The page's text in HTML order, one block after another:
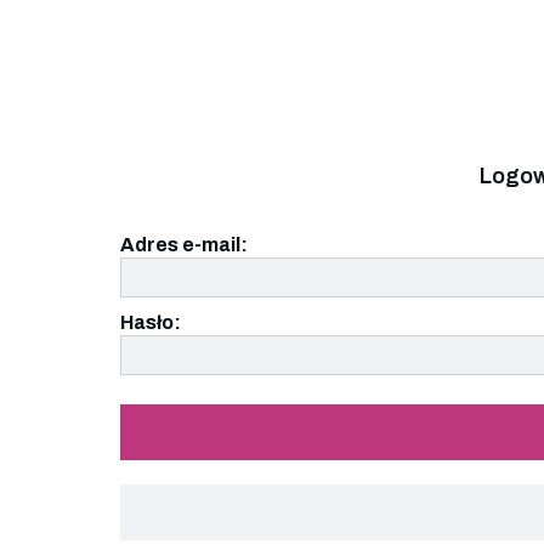
Adres e-mail:
Hasło: